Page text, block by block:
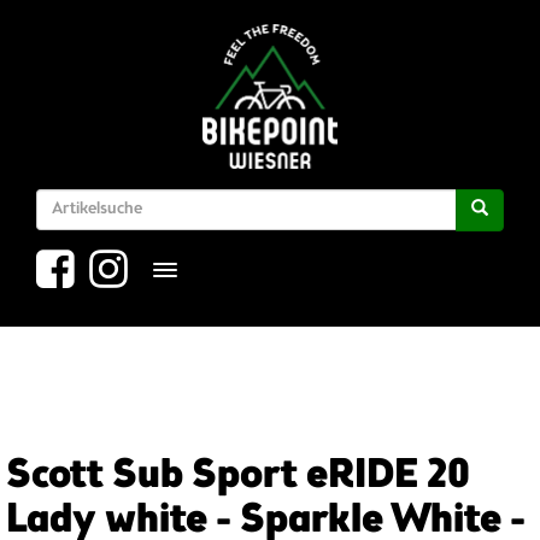
Toggle navigation
Scott Sub Sport eRIDE 20
Lady white - Sparkle White -